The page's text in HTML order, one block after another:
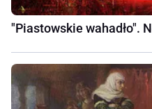
"Piastowskie wahadło".